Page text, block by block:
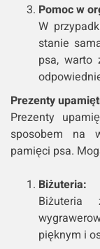
Pomoc w
W
stanie
psa, warto
Prezenty
Prezenty
sposobem na
pamięci psa.
Biżuteria:
pięknym i